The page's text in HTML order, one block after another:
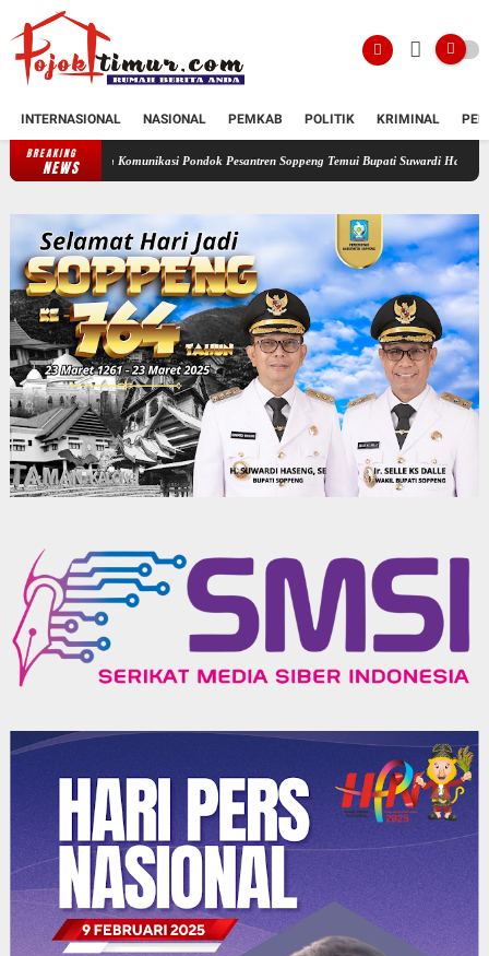
INTERNASIONAL NASIONAL PEMKAB POLITIK KRIMINAL
BREAKING
NEWS
Komunikasi Pondok Pesantren Soppeng Temui Bupati Suwardi Haseng Serahkan